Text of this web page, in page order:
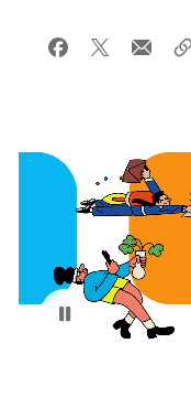
Wiedergabe pausieren von Video: Das globale App Store-Ökosystem in 2025